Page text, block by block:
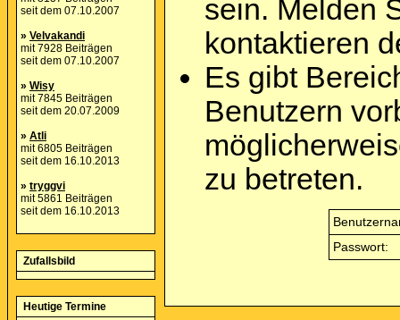
seit dem 07.10.2007
» Velvakandi
mit 7928 Beiträgen
seit dem 07.10.2007
» Wisy
mit 7845 Beiträgen
seit dem 20.07.2009
» Atli
mit 6805 Beiträgen
seit dem 16.10.2013
» tryggvi
mit 5861 Beiträgen
seit dem 16.10.2013
Zufallsbild
Heutige Termine
sein. Melden
kontaktieren
Es gibt
Benutzern
zu betreten.
Passwort: